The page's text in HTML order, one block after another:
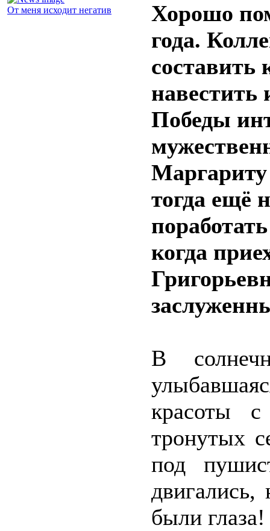
От меня исходит негатив
Хорошо
года.
навестить
Победы
тогда ещё
когда
В
красоты
тронутых
под
были глаза!